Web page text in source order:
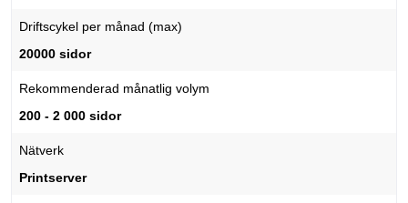
Driftscykel per månad (max)
20000 sidor
Rekommenderad månatlig volym
200 - 2 000 sidor
Nätverk
Printserver